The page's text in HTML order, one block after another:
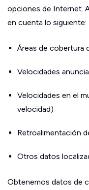
opciones de Internet.
en cuenta lo siguiente:
Áreas de cobertura
Velocidades
Velocidades en el
velocidad)
Retroalimentación
Otros datos
Obtenemos datos de